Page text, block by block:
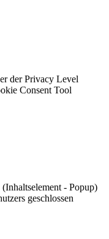
der Privacy Level
Consent Tool
(Inhaltselement - Popup)
geschlossen